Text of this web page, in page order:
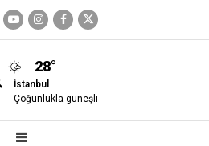
28°
İstanbul
Çoğunlukla güneşli